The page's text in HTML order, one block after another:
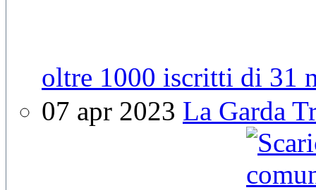
oltre 1000 iscritti di 31
07 apr 2023 La Garda